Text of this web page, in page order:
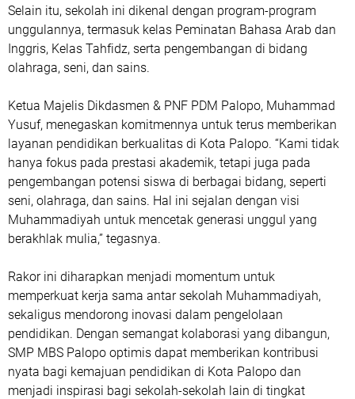
Selain itu, sekolah ini dikenal dengan program-program
unggulannya, termasuk kelas Peminatan Bahasa Arab dan
Inggris, Kelas Tahfidz, serta pengembangan di bidang
olahraga, seni, dan sains.
Ketua Majelis Dikdasmen & PNF PDM Palopo, Muhammad
Yusuf, menegaskan komitmennya untuk terus memberikan
layanan pendidikan berkualitas di Kota Palopo. “Kami tidak
hanya fokus pada prestasi akademik, tetapi juga pada
pengembangan potensi siswa di berbagai bidang, seperti
seni, olahraga, dan sains. Hal ini sejalan dengan visi
Muhammadiyah untuk mencetak generasi unggul yang
berakhlak mulia,” tegasnya.
Rakor ini diharapkan menjadi momentum untuk
memperkuat kerja sama antar sekolah Muhammadiyah,
sekaligus mendorong inovasi dalam pengelolaan
pendidikan. Dengan semangat kolaborasi yang dibangun,
SMP MBS Palopo optimis dapat memberikan kontribusi
nyata bagi kemajuan pendidikan di Kota Palopo dan
menjadi inspirasi bagi sekolah-sekolah lain di tingkat